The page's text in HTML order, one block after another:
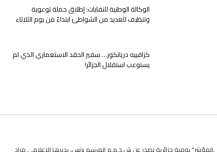
الوكالة الوطنية للنفايات: إطلاق حملة توعوية
وتنظيف للعديد من الشواطئ ابتداءً من يوم الثلاثاء
كزافييه دريانكور… سفير الحقد الاستعماري الذي لم
يستوعب استقلال الجزائر!
.المؤشر" يومية جزائرية تصدر عن ش.ذ.م.م المرسم بزنس، يديرها الاعلامي مراد